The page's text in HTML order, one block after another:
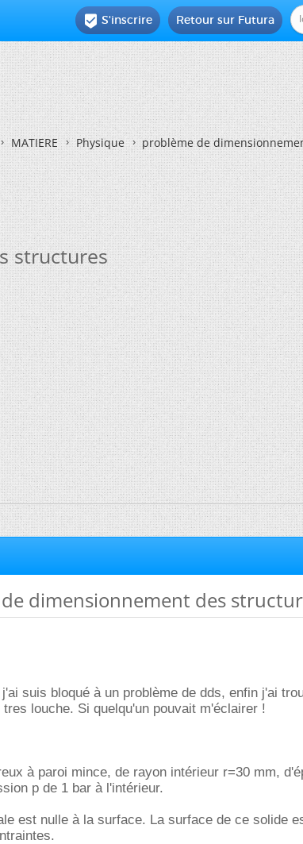
Retour sur Futura
 S'inscrire
MATIERE Physique problème de
structures
dimensionnement des
suis bloqué à un problème de dds, enfin j'ai
louche. Si quelqu'un pouvait m'éclairer !
à paroi mince, de rayon intérieur r=30 mm,
p de 1 bar à l'intérieur.
est nulle à la surface. La surface de ce solide